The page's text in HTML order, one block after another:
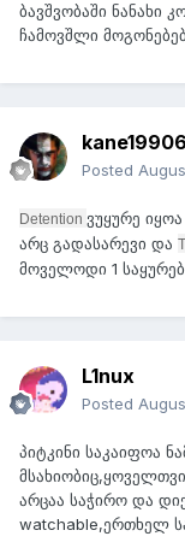
ბავშვობაში ნანახი
ჩამოვშლი
kane19906
Posted
Detention ვუყურე
არც გადასარევი და
მოველოდი 1
L1nux
Posted
პიტკინი საკაიფოა
არცაა საჭირო და
watchable,ერთხელ